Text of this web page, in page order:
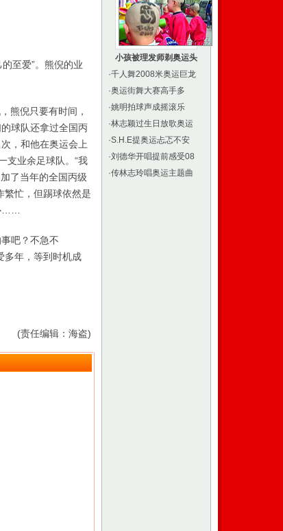
至爱”。熊倪的业
熊倪只要有时间，
球队还拿过全国丙
，和他在奥运会上
支业余足球队。“我
了当年的全国丙级
繁忙，但踢球依然是
……
吧？不急不
多年，等到时机成
(责任编辑：海盗)
小孩被理发师剃奥运头
·千人舞2008米奥运巨龙
·奥运街舞大赛高手多
·姚明拍球声成摇滚乐
·林志颖过生日放歌奥运
·S.H.E提奥运忐忑不安
·刘德华开唱提前感受08
·传林志玲唱奥运主题曲